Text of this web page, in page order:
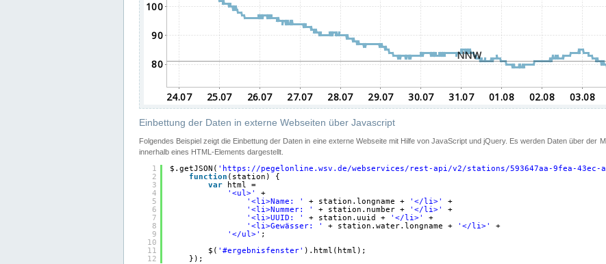
Einbettung der Daten in externe Webseiten über Javascript
Folgendes Beispiel zeigt die Einbettung der Daten in eine externe Webseite mit Hilfe von JavaScript und jQuery. Es werden Daten über der
innerhalb eines HTML-Elements dargestellt.
1
2
3
4
5
6
7
8
9
10
11
12
$.getJSON( ' https://pegelonline.wsv.de/webservices/rest-api/v2/stations/593647aa-9fea-43ec-
function (station) {
var
html =
'<ul>'
+
'<li>Name: '
+ station.longname + '</li>'
+
'<li>Nummer: '
+ station.number + '</li>'
+
'<li>UUID: '
+ station.uuid + '</li>'
+
'<li>Gewässer: '
+ station.water.longname + '</li>'
+
'</ul>' ;
$( '#ergebnisfenster' ).html(html);
});